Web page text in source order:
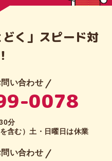
どく」スピード対
い合わせ
0078
分
含む）土・日曜日は休業
い合わせ